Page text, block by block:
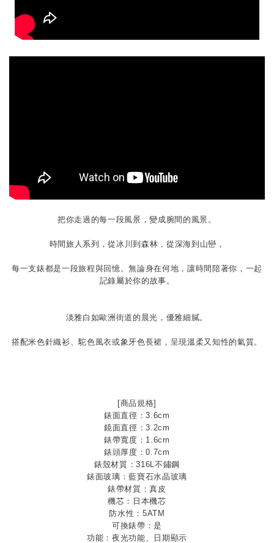
把你走過的每一段風景，變成腕間的風景。
時間旅人系列，從冰川到森林，從深海到山巒，
每一支錶都是一段旅程與回憶。無論身在何地，讓時間陪著你，一起
記錄屬於你的故事。
淡雅白如歐洲街道的晨光，優雅細膩。
搭配米色針織衫、駝色風衣或象牙色長裙，呈現溫柔又知性的氣質。
[商品規格]
錶面直徑：3.6cm
鏡面直徑：3.2cm
錶帶寬度：1.6cm
錶頭厚度：0.7cm
錶殼材質：316L不鏽鋼
錶面玻璃：藍寶石水晶玻璃
錶帶材質：真皮
機芯：日本機芯
防水性：5ATM
可換錶帶：是
功能：夜光功能、日期顯示